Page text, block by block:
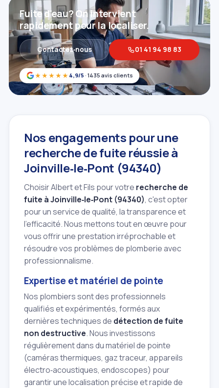
★★★★★ 4,9/5 · 1435 avis clients
Fuite d'eau? On intervient
rapidement pour la localiser.
Contactez‑nous 01 41 94 98 83
Nos engagements pour une
recherche de fuite réussie à
Joinville‑le‑Pont (94340)
Choisir Albert et Fils pour votre recherche de
fuite à Joinville‑le‑Pont (94340), c'est opter
pour un service de qualité, la transparence et
l'efficacité. Nous mettons tout en œuvre pour
vous offrir une prestation irréprochable et
résoudre vos problèmes de plomberie avec
professionnalisme.
Expertise et matériel de pointe
Nos plombiers sont des professionnels
qualifiés et expérimentés, formés aux
dernières techniques de détection de fuite
non destructive. Nous investissons
régulièrement dans du matériel de pointe
(caméras thermiques, gaz traceur, appareils
électro‑acoustiques, endoscopes) pour
garantir une localisation précise et rapide de